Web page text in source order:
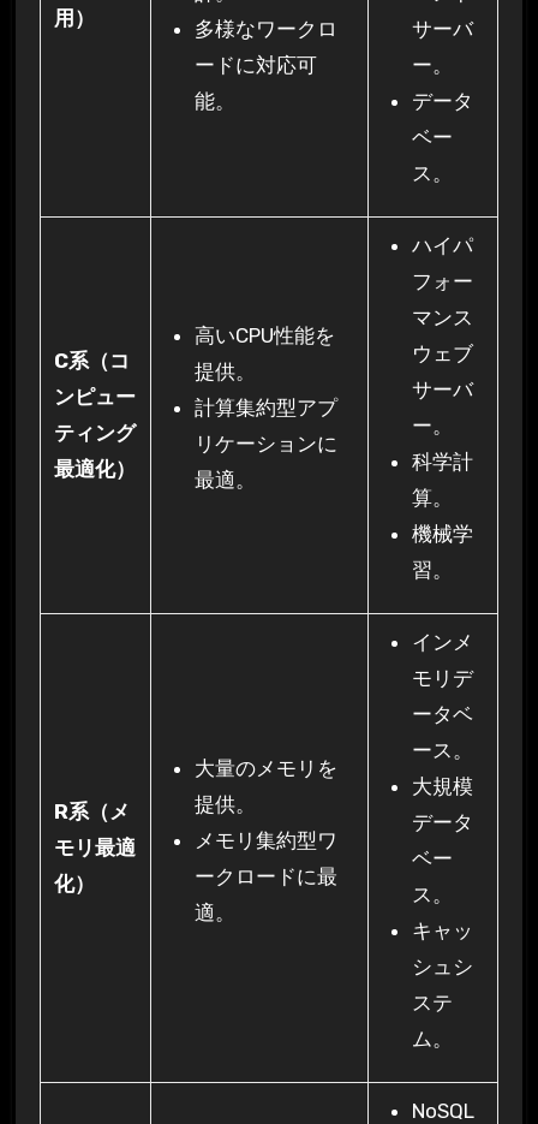
用）
多様なワークロ
ードに対応可
能。
サーバ
ー。
データ
ベー
ス。
C系（コ
ンピュー
ティング
最適化）
高いCPU性能を
提供。
計算集約型アプ
リケーションに
最適。
ハイパ
フォー
マンス
ウェブ
サーバ
ー。
科学計
算。
機械学
習。
R系（メ
モリ最適
化）
大量のメモリを
提供。
メモリ集約型ワ
ークロードに最
適。
インメ
モリデ
ータベ
ース。
大規模
データ
ベー
ス。
キャッ
シュシ
ステ
ム。
NoSQL